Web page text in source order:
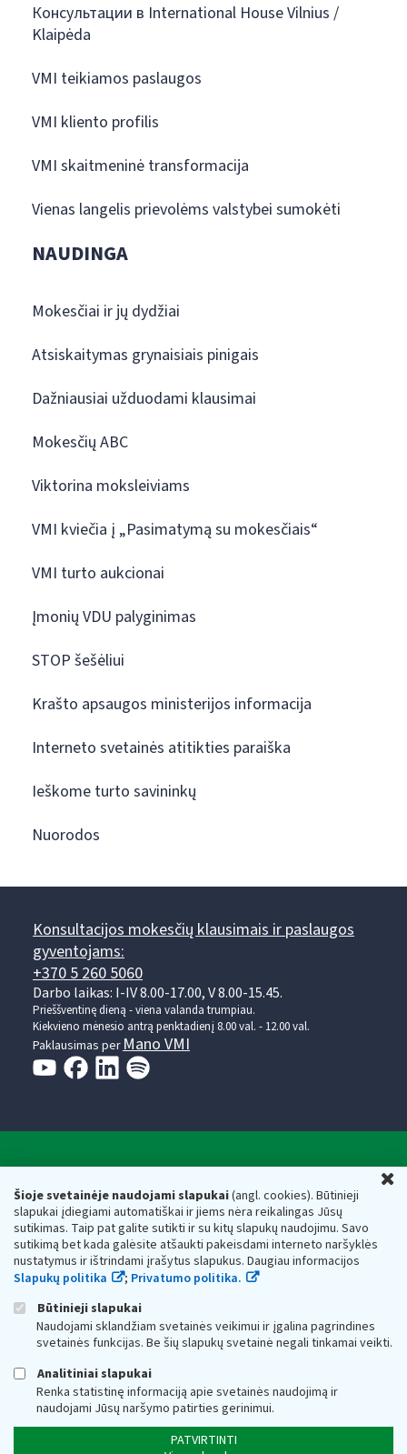
Šioje svetainėje naudojami slapukai(angl. cookies). Būtinieji
slapukai įdiegiami automatiškai ir jiems nėra reikalingas Jūsų
sutikimas. Taip pat galite sutikti ir su kitų slapukų naudojimu. Savo
sutikimą bet kada galėsite atšaukti pakeisdami interneto naršyklės
nustatymus ir ištrindami įrašytus slapukus. Daugiau informacijos
Slapukų politika
; Privatumo politika.
Būtinieji slapukai
Naudojami sklandžiam svetainės veikimui ir įgalina pagrindines
svetainės funkcijas. Be šių slapukų svetainė negali tinkamai veikti.
Analitiniai slapukai
Renka statistinę informaciją apie svetainės naudojimą ir
naudojami Jūsų naršymo patirties gerinimui.
PATVIRTINTI
Консультации в International House Vilnius /
Klaipėda
VMI teikiamos paslaugos
VMI kliento profilis
VMI skaitmeninė transformacija
Vienas langelis prievolėms valstybei sumokėti
NAUDINGA
Mokesčiai ir jų dydžiai
Atsiskaitymas grynaisiais pinigais
Dažniausiai užduodami klausimai
Mokesčių ABC
Viktorina moksleiviams
VMI kviečia į „Pasimatymą su mokesčiais“
VMI turto aukcionai
Įmonių VDU palyginimas
STOP šešėliui
Krašto apsaugos ministerijos informacija
Interneto svetainės atitikties paraiška
Ieškome turto savininkų
Nuorodos
Konsultacijos mokesčių klausimais ir paslaugos
gyventojams:
+370 5 260 5060
Darbo laikas: I-IV 8.00-17.00, V 8.00-15.45.
Prieššventinę dieną - viena valanda trumpiau.
Kiekvieno mėnesio antrą penktadienį 8.00 val. - 12.00 val.
Paklausimas per Mano VMI
Respublikos finansų ministerijos
Biudžetinė įstaiga. Juridinio asmens kodas — 188659752,
adresas: Vasario 16-osios g. 14, 01107 Vilnius, Lietuva, el.paštas:
vmi@vmi.lt, E. pristatymo dėžutės adresas 188659752
Duomenys apie Valstybinę mokesčių inspekciją prie Lietuvos
Respublikos finansų ministerijos kaupiami ir saugomi Juridinių